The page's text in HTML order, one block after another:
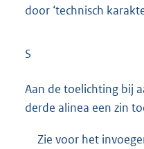
door ‘technisch
S
Aan de toelichting bij
derde alinea een zin
Zie voor het